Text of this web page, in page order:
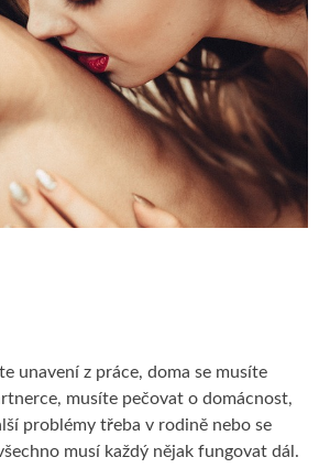
KRÁSA
MUŽI
PRODUKTY
unavení z práce, doma se musíte
musíte pečovat o domácnost,
problémy třeba v rodině nebo se
musí každý nějak fungovat dál.